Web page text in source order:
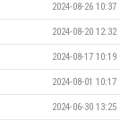
2024-08-26 10:37
2024-08-20 12:32
2024-08-17 10:19
2024-08-01 10:17
2024-06-30 13:25